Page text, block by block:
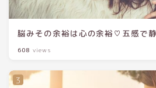
脳みその余裕は心の余裕♡五感で
608 views